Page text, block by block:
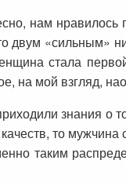
нам
двум «сильным»
стала
на мой взгляд,
знания о
то
таким